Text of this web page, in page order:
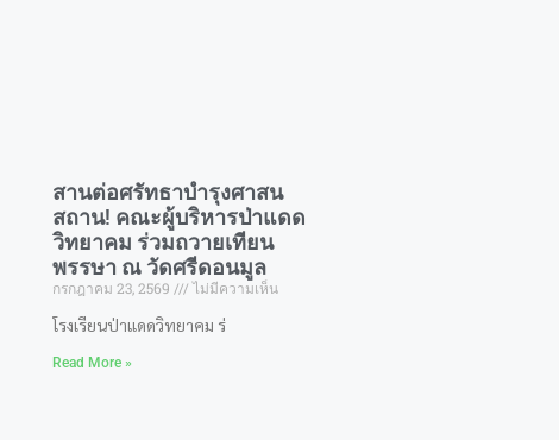
สานต่อศรัทธาบำรุงศาสน
สถาน! คณะผู้บริหารป่าแดด
วิทยาคม ร่วมถวายเทียน
พรรษา ณ วัดศรีดอนมูล
กรกฎาคม 23, 2569 ไม่มีความเห็น
​โรงเรียนป่าแดดวิทยาคม ร่
Read More »